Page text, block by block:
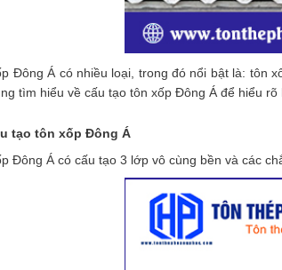
Đông Á có nhiều loại, trong đó nổi bật là: tôn
tìm hiểu về cấu tạo tôn xốp Đông Á để hiểu
tạo tôn xốp Đông Á
Đông Á có cấu tạo 3 lớp vô cùng bền và các